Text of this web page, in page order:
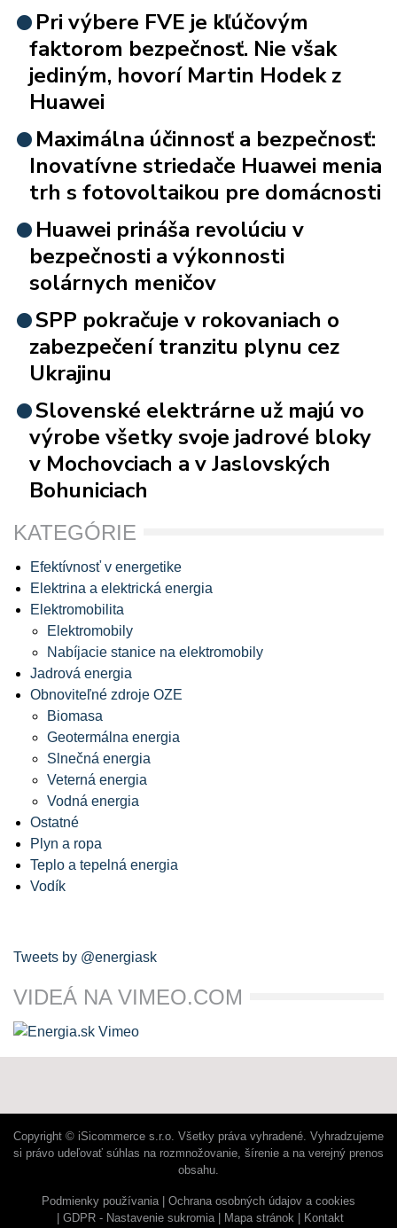
Pri výbere FVE je kľúčovým
faktorom bezpečnosť. Nie však
jediným, hovorí Martin Hodek z
Huawei
Maximálna účinnosť a bezpečnosť:
Inovatívne striedače Huawei menia
trh s fotovoltaikou pre domácnosti
Huawei prináša revolúciu v
bezpečnosti a výkonnosti
solárnych meničov
SPP pokračuje v rokovaniach o
zabezpečení tranzitu plynu cez
Ukrajinu
Slovenské elektrárne už majú vo
výrobe všetky svoje jadrové bloky
v Mochovciach a v Jaslovských
Bohuniciach
KATEGÓRIE
Efektívnosť v energetike
Elektrina a elektrická energia
Elektromobilita
Elektromobily
Nabíjacie stanice na elektromobily
Jadrová energia
Obnoviteľné zdroje OZE
Biomasa
Geotermálna energia
Slnečná energia
Veterná energia
Vodná energia
Ostatné
Plyn a ropa
Teplo a tepelná energia
Vodík
Tweets by @energiask
VIDEÁ NA VIMEO.COM
Copyright © iSicommerce s.r.o. Všetky práva vyhradené. Vyhradzujeme
si právo udeľovať súhlas na rozmnožovanie, šírenie a na verejný prenos
obsahu.
Podmienky používania
Ochrana osobných údajov a cookies
GDPR - Nastavenie sukromia
Mapa stránok Kontakt